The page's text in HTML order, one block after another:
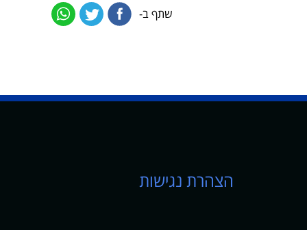
שתף ב-
הצהרת נגישות